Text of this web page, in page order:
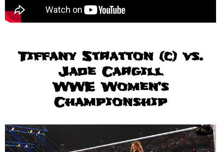
Tiffany Stratton (c) vs.
Jade Cargill
WWE Women’s
Championship